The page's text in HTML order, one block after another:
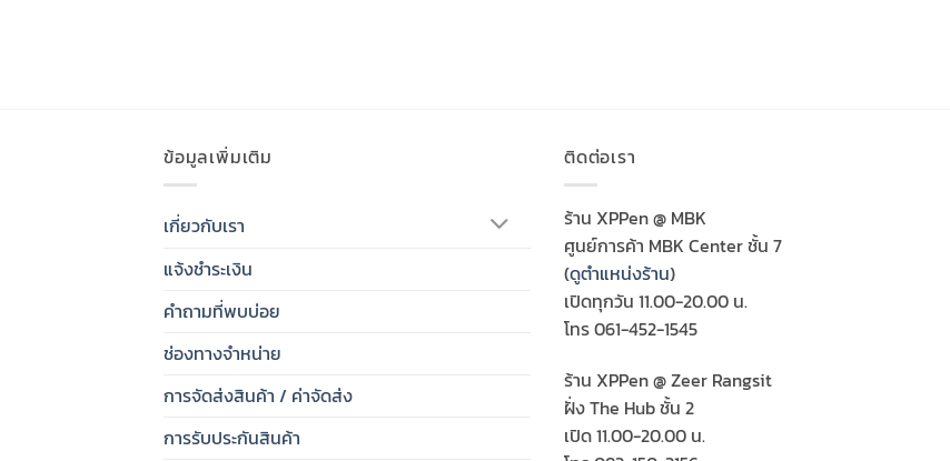
ข้อมูลเพิ่มเติม
เกี่ยวกับเรา
แจ้งชำระเงิน
คำถามที่พบบ่อย
ช่องทางจำหน่าย
การจัดส่งสินค้า / ค่าจัดส่ง
การรับประกันสินค้า
ติดต่อเรา
ร้าน XPPen @ MBK
ศูนย์การค้า MBK Center ชั้น 7
(ดูตำแหน่งร้าน)
เปิดทุกวัน 11.00-20.00 น.
โทร 061-452-1545
ร้าน XPPen @ Zeer Rangsit
ฝั่ง The Hub ชั้น 2
เปิด 11.00-20.00 น.